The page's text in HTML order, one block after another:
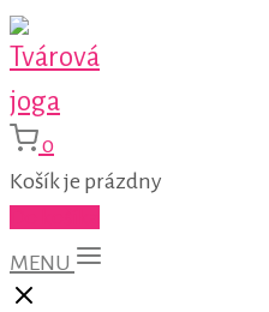
0
Košík je prázdny
MENU